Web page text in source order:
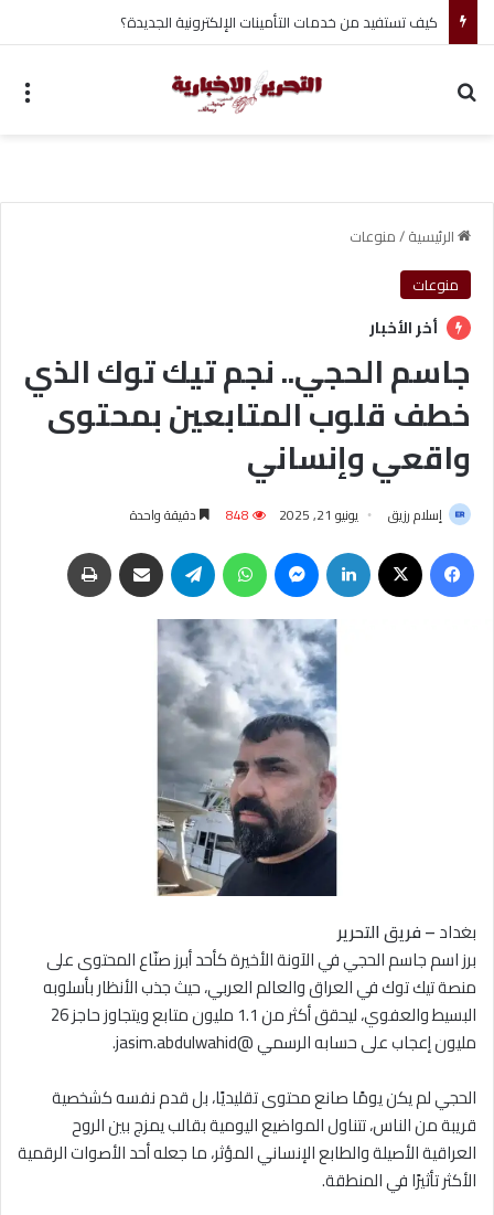
أحمد جابر حسين طه معلم القرآن لغير الناطقين من أسوان
الرئيسية/منوعات
منوعات
أخر الأخبار
جاسم الحجي.. نجم تيك توك الذي
خطف قلوب المتابعين بمحتوى
واقعي وإنساني
إسلام رزيق يونيو 21, 2025 848 دقيقة واحدة
فيسبوك لينكدإن ماسنجر واتساب تيلقرام مشاركة عبر البريد
بغداد– فريق التحرير
برز اسم جاسم الحجي في الآونة الأخيرة كأحد أبرز صنّاع المحتوى على
منصة تيك توك في العراق والعالم العربي، حيث جذب الأنظار بأسلوبه
البسيط والعفوي، ليحقق أكثر من 1.1 مليون متابع ويتجاوز حاجز 26
مليون إعجاب على حسابه الرسمي @jasim.abdulwahid.
الحجي لم يكن يومًا صانع محتوى تقليديًا، بل قدم نفسه كشخصية
قريبة من الناس، تتناول المواضيع اليومية بقالب يمزج بين الروح
العراقية الأصيلة والطابع الإنساني المؤثر، ما جعله أحد الأصوات الرقمية
الأكثر تأثيرًا في المنطقة.